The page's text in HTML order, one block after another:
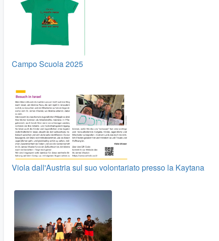
Campo Scuola 2025
Viola dall'Austria sul suo volontariato presso la Kaytana